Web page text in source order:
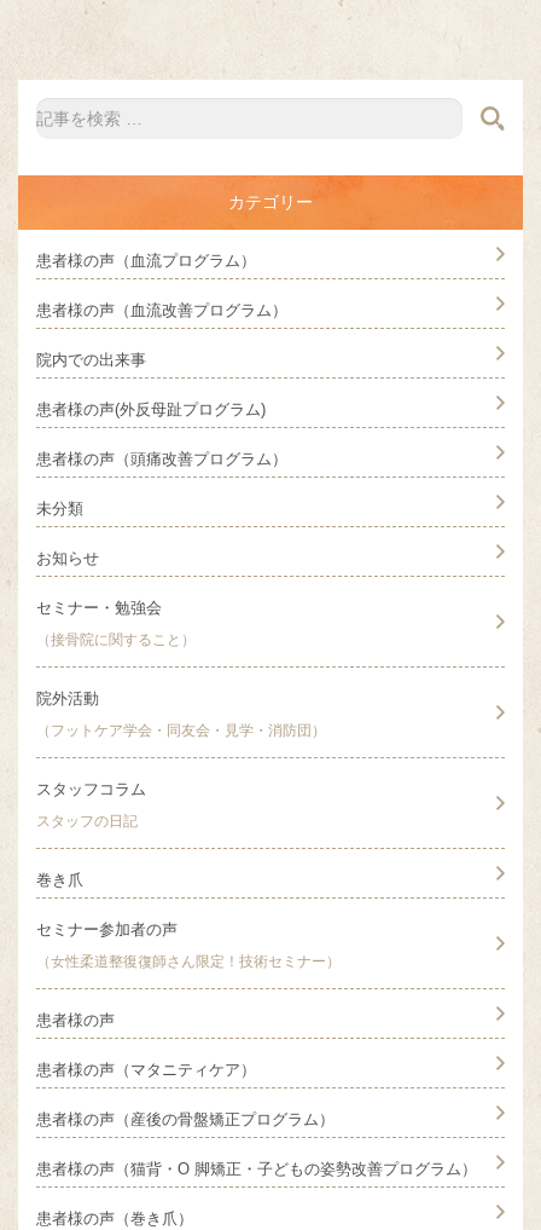
カテゴリー
患者様の声（血流プログラム）
患者様の声（血流改善プログラム）
院内での出来事
患者様の声(外反母趾プログラム)
患者様の声（頭痛改善プログラム）
未分類
お知らせ
セミナー・勉強会
（接骨院に関すること）
院外活動
（フットケア学会・同友会・見学・消防団）
スタッフコラム
スタッフの日記
巻き爪
セミナー参加者の声
（女性柔道整復復師さん限定！技術セミナー）
患者様の声
患者様の声（マタニティケア）
患者様の声（産後の骨盤矯正プログラム）
患者様の声（猫背・O 脚矯正・子どもの姿勢改善プログラム）
患者様の声（巻き爪）